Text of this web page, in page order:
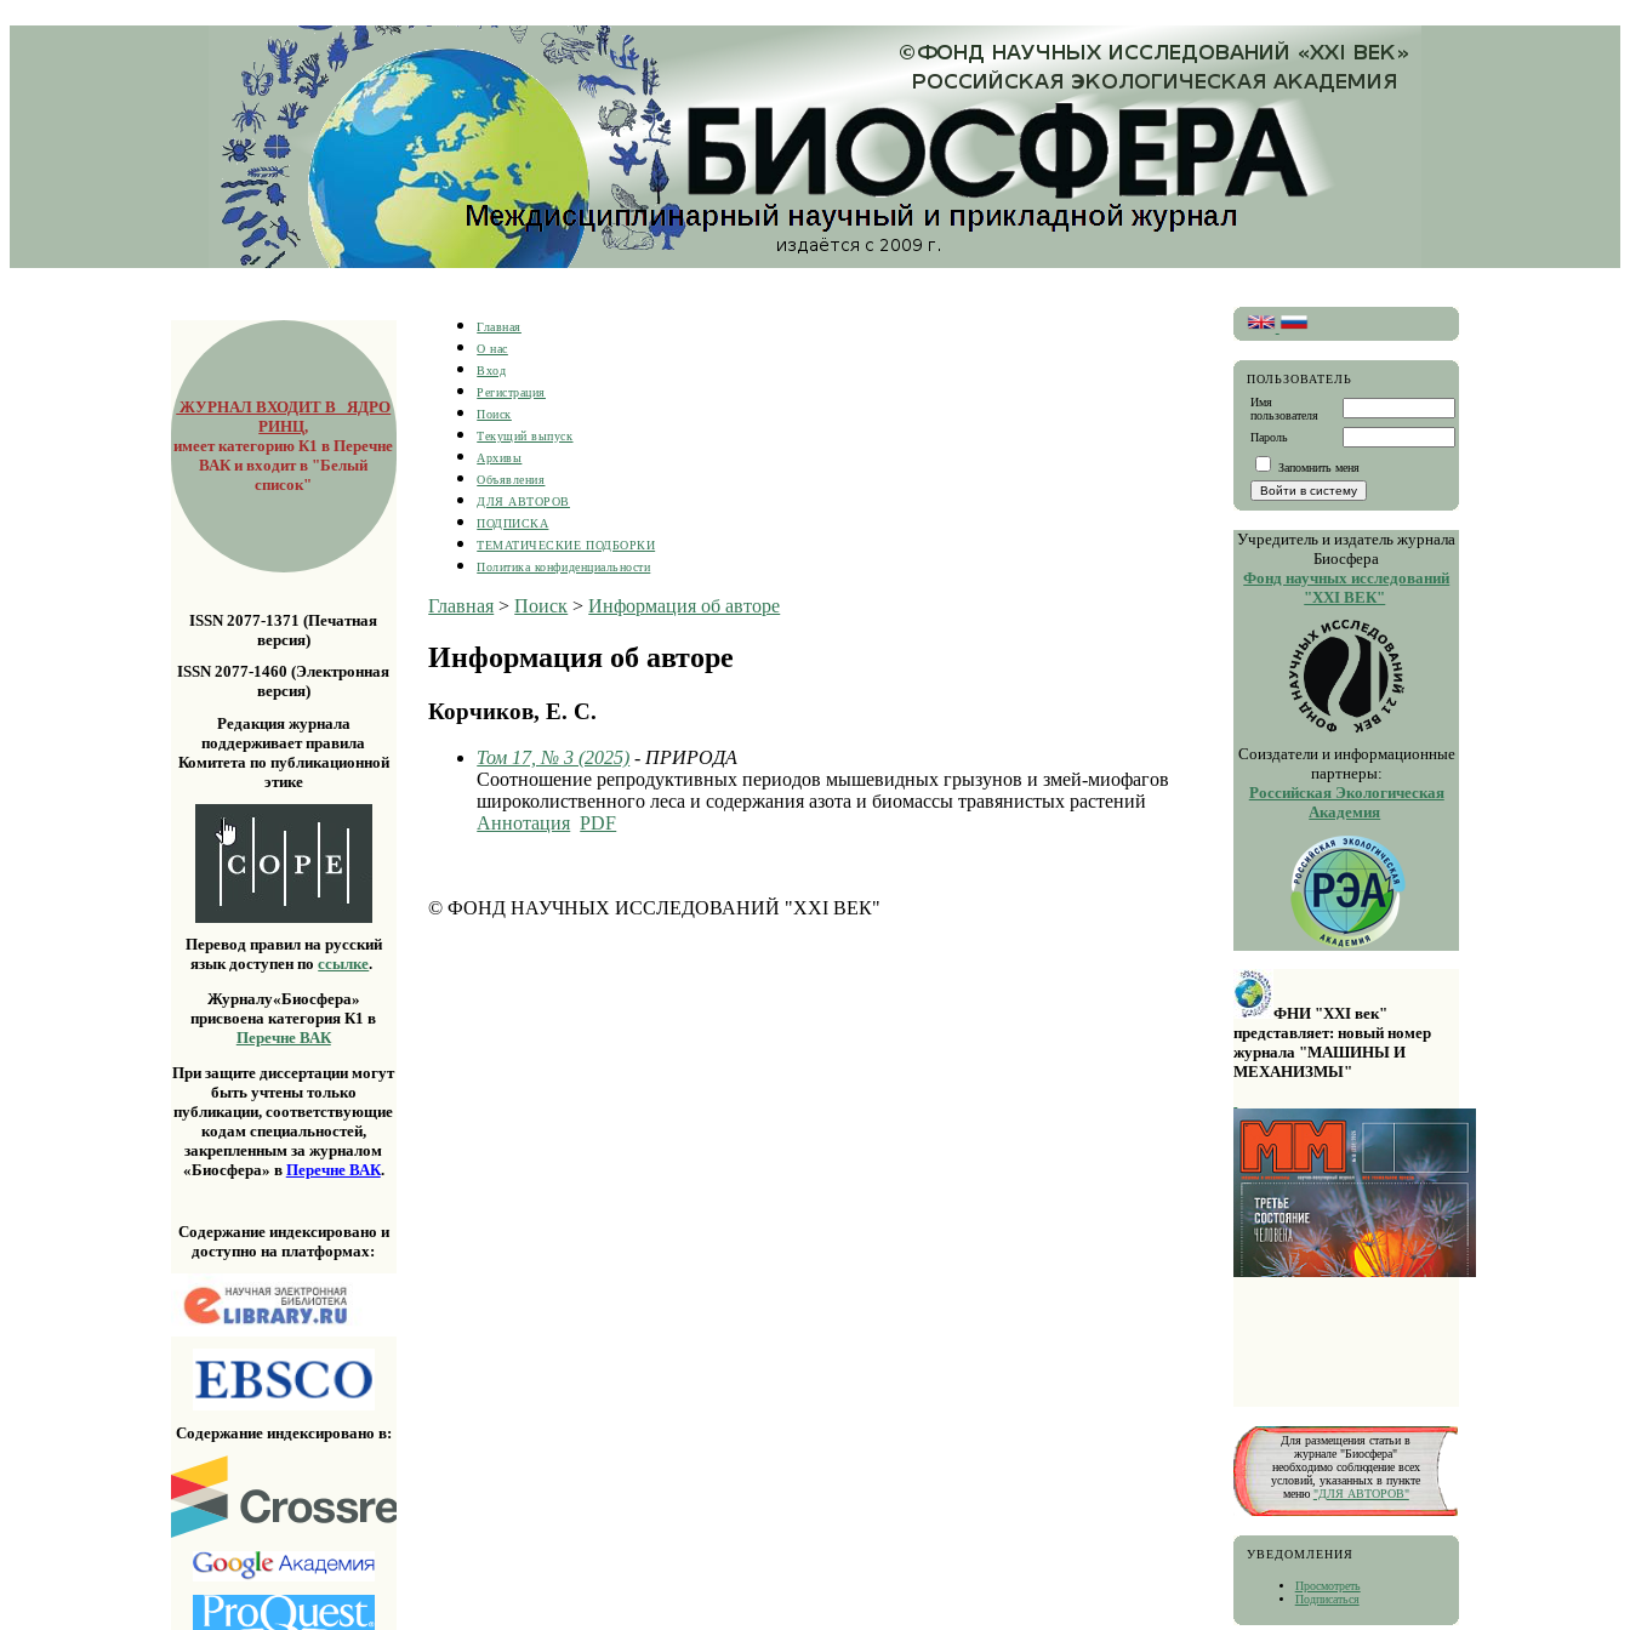
ЖУРНАЛ ВХОДИТ В ЯДРО
РИНЦ,
имеет категорию К1 в Перечне
ВАК и входит в "Белый
список"
ISSN 2077-1371 (Печатная
версия)
ISSN 2077-1460 (Электронная
версия)
Редакция журнала
поддерживает правила
Комитета по публикационной
этике
Перевод правил на русский
язык доступен поссылке.
Журналу«Биосфера»
присвоена категория К1 в
Перечне ВАК
При защите диссертации могут
быть учтены только
публикации, соответствующие
кодам специальностей,
закрепленным за журналом
«Биосфера» в Перечне ВАК.
Содержание индексировано и
доступно на платформах:
Содержание индексировано в:
ПОЛЬЗОВАТЕЛЬ
Имя
пользователя
Пароль
Запомнить меня
Учредитель и издатель журнала
Биосфера
Фонд научных исследований
"XXI ВЕК"
Соиздатели и информационные
партнеры:
Российская Экологическая
Академия
ФНИ "XXI век"
представляет: новый номер
журнала "МАШИНЫ И
МЕХАНИЗМЫ"
Для размещения статьи в
журнале "Биосфера"
необходимо соблюдение всех
условий, указанных в пункте
меню "ДЛЯ АВТОРОВ"
УВЕДОМЛЕНИЯ
Просмотреть
Подписаться
Главная
О нас
Вход
Регистрация
Поиск
Текущий выпуск
Архивы
Объявления
ДЛЯ АВТОРОВ
ПОДПИСКА
ТЕМАТИЧЕСКИЕ ПОДБОРКИ
Политика конфиденциальности
Главная >Поиск >Информация об авторе
Информация об авторе
Корчиков, Е. С.
Том 17, № 3 (2025) - ПРИРОДА
Соотношение репродуктивных периодов мышевидных грызунов и змей-миофагов
широколиственного леса и содержания азота и биомассы травянистых растений
Аннотация PDF
© ФОНД НАУЧНЫХ ИССЛЕДОВАНИЙ "XXI ВЕК"